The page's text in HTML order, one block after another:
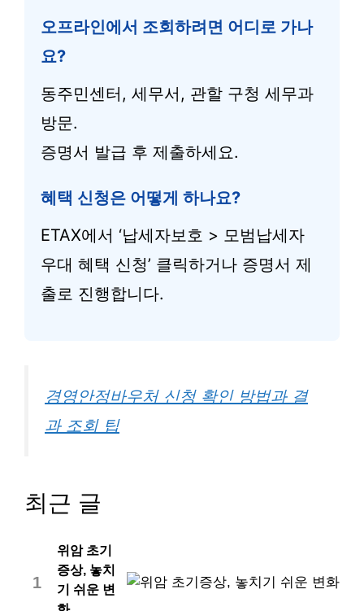
오프라인에서 조회하려면 어디로 가나
요?
동주민센터, 세무서, 관할 구청 세무과
방문.
증명서 발급 후 제출하세요.
혜택 신청은 어떻게 하나요?
ETAX에서 ‘납세자보호 > 모범납세자
우대 혜택 신청’ 클릭하거나 증명서 제
출로 진행합니다.
경영안정바우처 신청 확인 방법과 결
과 조회 팁
최근 글
1
위암 초기
증상, 놓치
기 쉬운 변